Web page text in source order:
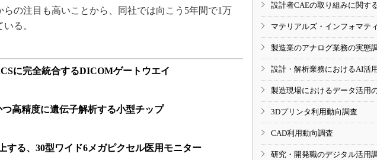
の注目も高いことから、同社では向こう5年間で1万
る。
に完全統合するDICOMゲートウエイ
つ高精度に遺伝子解析する小型チップ
する、30型ワイド6メガピクセル医用モニター
設計者CAEの取り組みに関す
マテリアルズ・インフォマテ
製造業のアナログ業務の実態
設計・解析業務におけるAI活用
製造現場におけるデータ活用
3Dプリンタ利用動向調査
CAD利用動向調査
研究・開発職のデジタル活用